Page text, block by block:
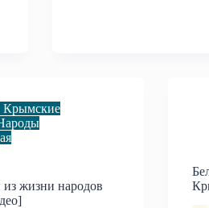
Крымские
из жизни народов